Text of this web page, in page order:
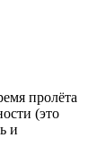
пролёта
(это
и